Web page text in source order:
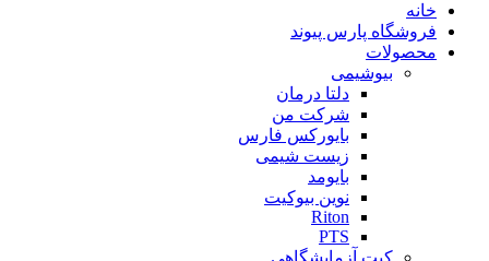
خانه
فروشگاه پارس پیوند
محصولات
بیوشیمی
دلتا درمان
شرکت من
بایورکس فارس
زیست شیمی
بایومد
نوین بیوکیت
Riton
PTS